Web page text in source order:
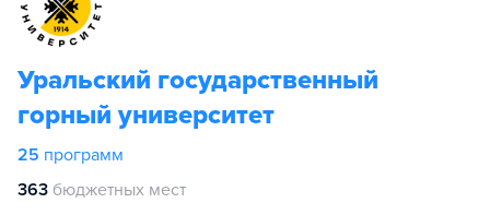
Уральский государственный
горный университет
25 программ
363 бюджетных мест